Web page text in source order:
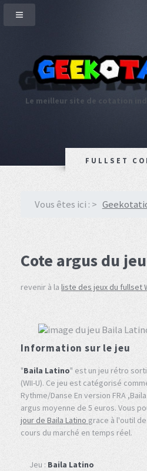
Le meilleur site de cotation
FULLSET
Vous êtes ici :
Cote argus du
revenir à la liste des jeux du fullset
Information sur le jeu
"Baila Latino" est un jeu rétro
(WII-U). Ce jeu est catégorisé
Rythme/Danse En version FRA
argus moyenne de 5 euros. Vous
jour de Baila Latino grace à l'outil
cours du marché en temps réel.
Jeu : Baila Latino